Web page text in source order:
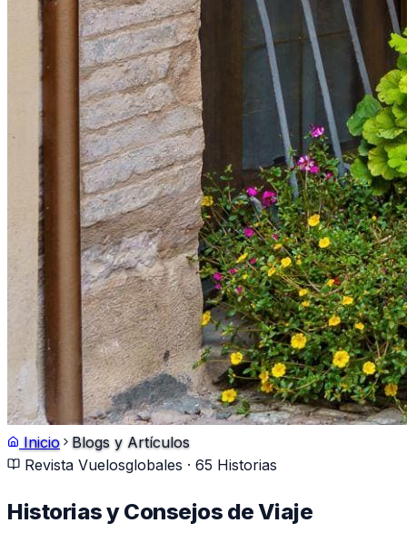
Inicio
Blogs y Artículos
Revista Vuelosglobales · 65 Historias
Historias y Consejos de Viaje